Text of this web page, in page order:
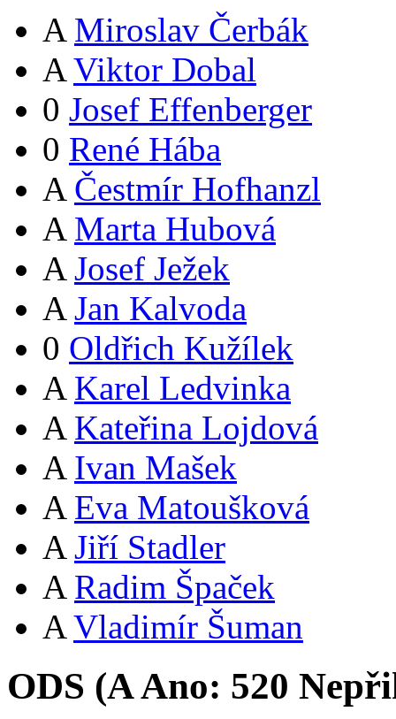
A Miroslav Čerbák
A Viktor Dobal
0 Josef Effenberger
0 René Hába
A Čestmír Hofhanzl
A Marta Hubová
A Josef Ježek
A Jan Kalvoda
0 Oldřich Kužílek
A Karel Ledvinka
A Kateřina Lojdová
A Ivan Mašek
A Eva Matoušková
A Jiří Stadler
A Radim Špaček
A Vladimír Šuman
ODS (AAno: 520